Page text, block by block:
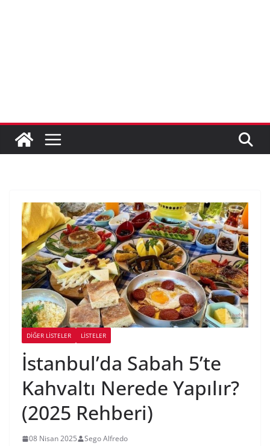
DIĞER LISTELER LİSTELER
İstanbul’da Sabah 5’te
Kahvaltı Nerede Yapılır?
(2025 Rehberi)
08 Nisan 2025 Sego Alfredo